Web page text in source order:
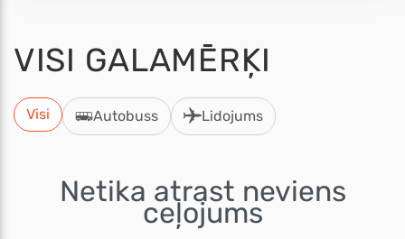
VISI GALAMĒRĶI
Visi Autobuss Lidojums
Netika atrast neviens
ceļojums